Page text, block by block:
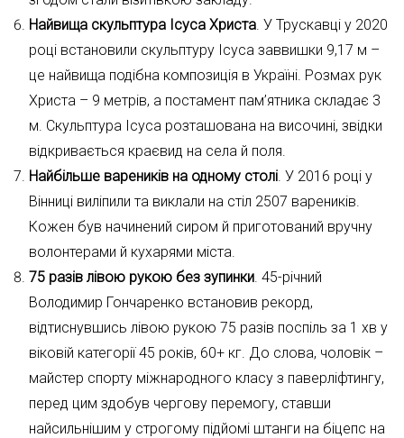
Найвища скульптура Ісуса Христа . У Трускавці у 2020
році встановили скульптуру Ісуса заввишки 9,17 м –
це найвища подібна композиція в Україні. Розмах рук
Христа – 9 метрів, а постамент пам’ятника складає 3
м. Скульптура Ісуса розташована на височині, звідки
відкривається краєвид на села й поля.
Найбільше вареників на одному столі . У 2016 році у
Вінниці виліпили та виклали на стіл 2507 вареників.
Кожен був начинений сиром й приготований вручну
волонтерами й кухарями міста.
75 разів лівою рукою без зупинки . 45-річний
Володимир Гончаренко встановив рекорд,
відтиснувшись лівою рукою 75 разів поспіль за 1 хв у
віковій категорії 45 років, 60+ кг. До слова, чоловік –
майстер спорту міжнародного класу з паверліфтингу,
перед цим здобув чергову перемогу, ставши
найсильнішим у строгому підйомі штанги на біцепс на